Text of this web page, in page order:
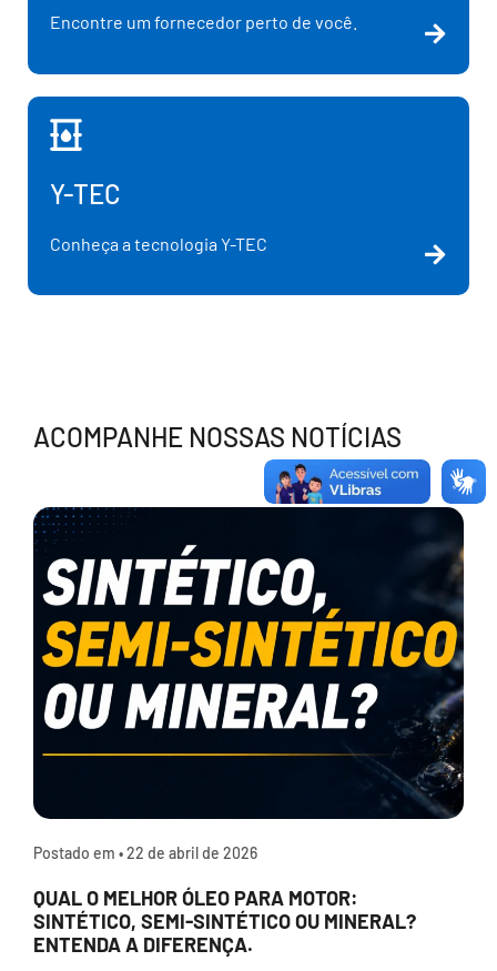
Encontre um fornecedor perto de você.
Y-TEC
Conheça a tecnologia Y-TEC
ACOMPANHE NOSSAS NOTÍCIAS
Postado em •22 de abril de 2026
QUAL O MELHOR ÓLEO PARA MOTOR:
SINTÉTICO, SEMI-SINTÉTICO OU MINERAL?
ENTENDA A DIFERENÇA.